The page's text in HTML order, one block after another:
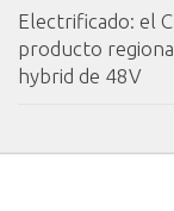
Electrificado: el
producto
hybrid de 48V